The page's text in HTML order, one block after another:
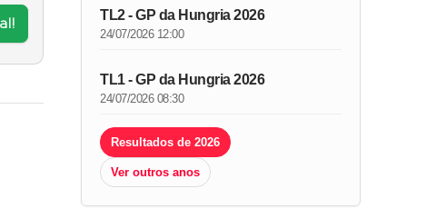
TL2 - GP da Hungria 2026
24/07/2026 12:00
TL1 - GP da Hungria 2026
24/07/2026 08:30
Resultados de 2026
Ver outros anos